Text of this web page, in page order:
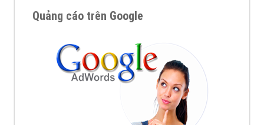
Quảng cáo trên Google